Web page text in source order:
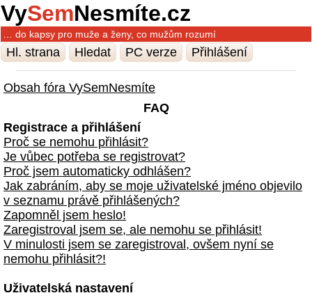
VySemNesmíte.cz
… do kapsy pro muže a ženy, co mužům rozumí
Hl. strana Hledat PC verze Přihlášení
Obsah fóra VySemNesmíte
FAQ
Registrace a přihlášení
Proč se nemohu přihlásit?
Je vůbec potřeba se registrovat?
Proč jsem automaticky odhlášen?
Jak zabráním, aby se moje uživatelské jméno objevilo
v seznamu právě přihlášených?
Zapomněl jsem heslo!
Zaregistroval jsem se, ale nemohu se přihlásit!
V minulosti jsem se zaregistroval, ovšem nyní se
nemohu přihlásit?!
Uživatelská nastavení